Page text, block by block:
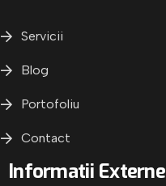
Servicii
Blog
Portofoliu
Contact
Informatii Externe